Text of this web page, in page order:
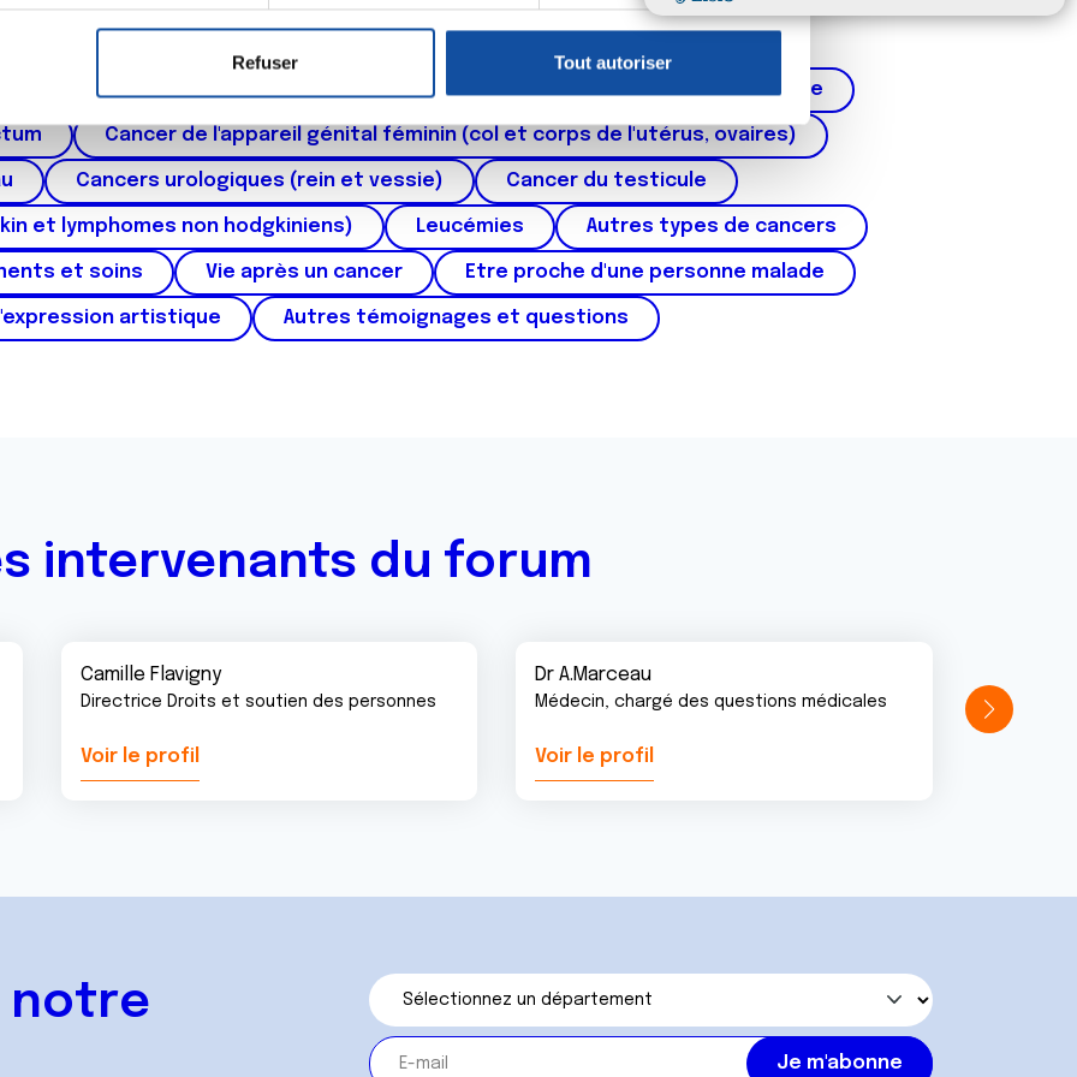
ou retirer votre consentement à tout moment à partir de la déclaration sur les cookies.
de publicité et d'analyse, qui peuvent combiner celles-ci avec d'autres informations que
ont collectées lors de votre utilisation de leurs services.
Refuser Tout autoriser
et des voies respiratoires Cancer du sein Cancer de la prostate
Cancer de l'appareil génital féminin (col et corps de l'utérus, ovaires)
Cancers urologiques (rein et vessie) Cancer du testicule
et lymphomes non hodgkiniens) Leucémies Autres types de cancers
et soins Vie après un cancer Etre proche d'une personne malade
artistique Autres témoignages et questions
intervenants du forum
Camille Flavigny
Directrice Droits et soutien des personnes
Voir le profil
Dr A.Marceau
Médecin, chargé des questions médicales
Voir le profil
notre